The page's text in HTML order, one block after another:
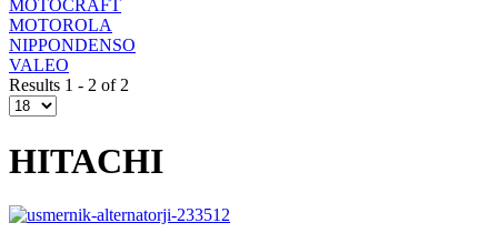
MOTOCRAFT
MOTOROLA
NIPPONDENSO
VALEO
Results 1 - 2 of 2
HITACHI